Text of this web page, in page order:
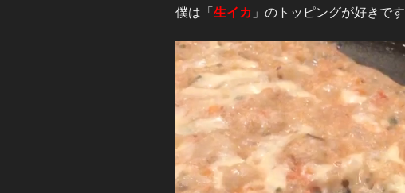
僕は「 生イカ 」のトッピングが好きです